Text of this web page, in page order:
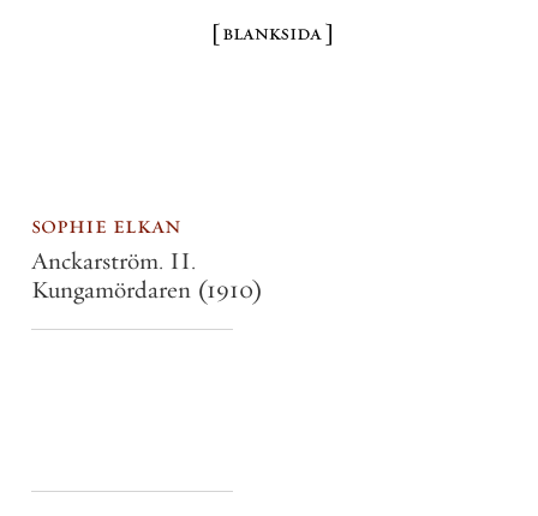
sophie elkan
Anckarström. II.
Kungamördaren (1910)